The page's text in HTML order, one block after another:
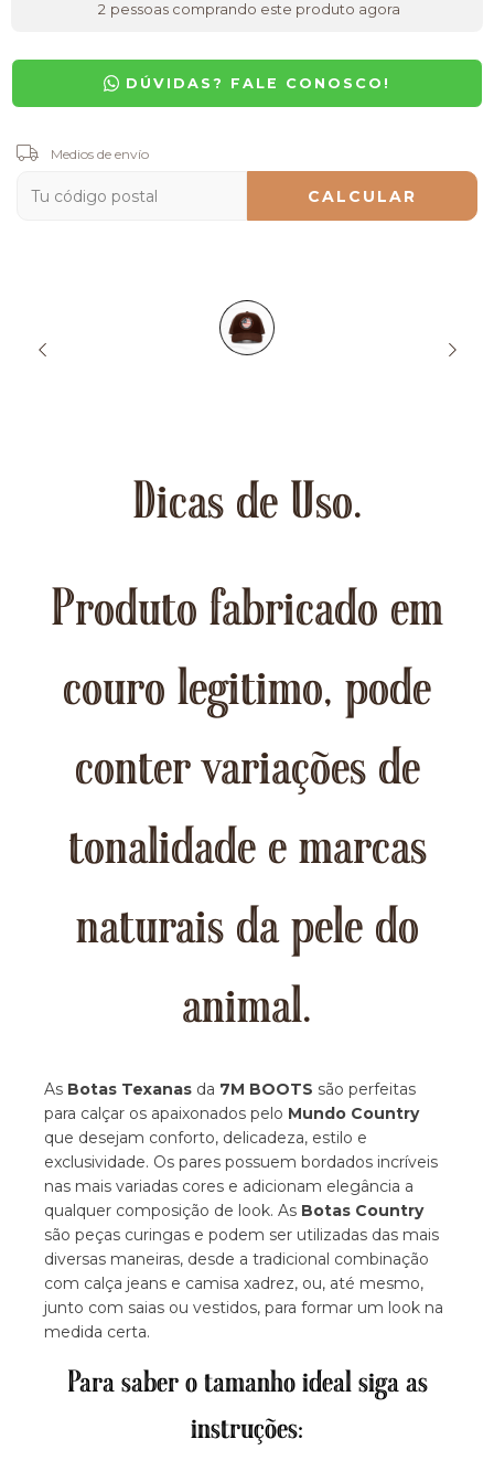
2 pessoas comprando este produto agora
DÚVIDAS? FALE CONOSCO!
Entregas para el CP:
Medios de envío
CALCULAR
Dicas de Uso.
Produto fabricado em
couro legitimo, pode
conter variações de
tonalidade e marcas
naturais da pele do
animal.
As Botas Texanas da 7M BOOTS são perfeitas
para calçar os apaixonados pelo Mundo Country
que desejam conforto, delicadeza, estilo e
exclusividade. Os pares possuem bordados incríveis
nas mais variadas cores e adicionam elegância a
qualquer composição de look. As Botas Country
são peças curingas e podem ser utilizadas das mais
diversas maneiras, desde a tradicional combinação
com calça jeans e camisa xadrez, ou, até mesmo,
junto com saias ou vestidos, para formar um look na
medida certa.
Para saber o tamanho ideal siga as
instruções: